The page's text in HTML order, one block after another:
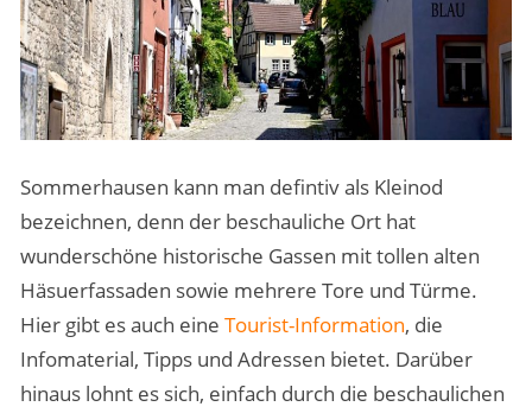
Sommerhausen kann man defintiv als Kleinod
bezeichnen, denn der beschauliche Ort hat
wunderschöne historische Gassen mit tollen alten
Häsuerfassaden sowie mehrere Tore und Türme.
Hier gibt es auch eine Tourist-Information, die
Infomaterial, Tipps und Adressen bietet. Darüber
hinaus lohnt es sich, einfach durch die beschaulichen